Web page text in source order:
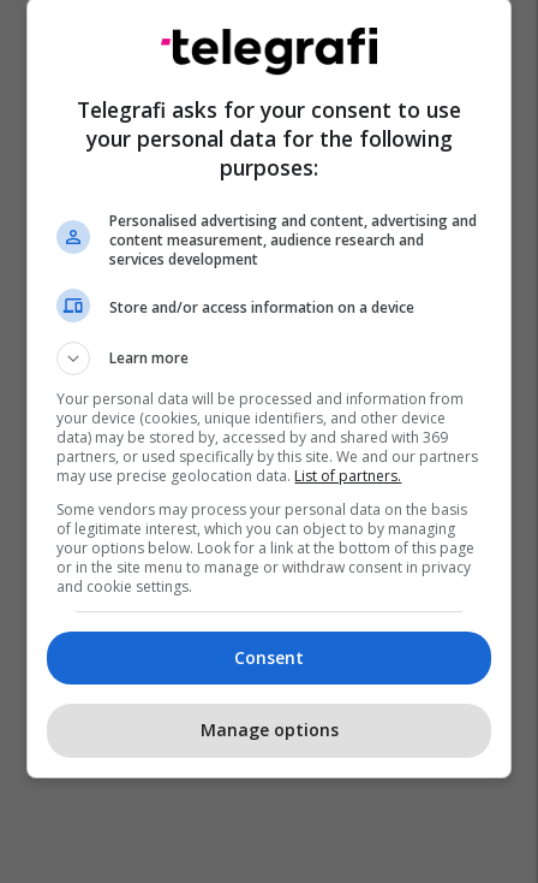
Telegrafi asks for your consent to use
your personal data for the following
purposes:
Personalised advertising and content, advertising and
content measurement, audience research and
services development
Store and/or access information on a device
Learn more
Your personal data will be processed and information from
your device (cookies, unique identifiers, and other device
data) may be stored by, accessed by and shared with 369
partners, or used specifically by this site. We and our partners
may use precise geolocation data. List of partners.
Some vendors may process your personal data on the basis
of legitimate interest, which you can object to by managing
your options below. Look for a link at the bottom of this page
or in the site menu to manage or withdraw consent in privacy
and cookie settings.
Consent
Manage options